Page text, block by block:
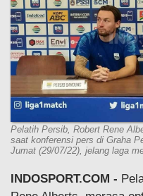
Pelatih Persib, Robert Rene
saat konferensi pers di Graha
Jumat (29/07/22), jelang laga
INDOSPORT.COM -